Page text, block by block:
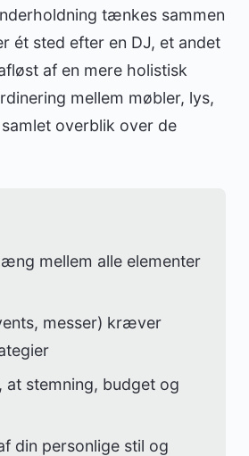
tænkes sammen
ét sted efter en DJ, et andet
af en mere holistisk
mellem møbler, lys,
overblik over de
mellem alle elementer
messer) kræver
stemning, budget og
din personlige stil og